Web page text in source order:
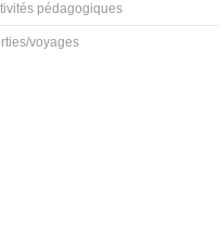
pédagogiques
voyages